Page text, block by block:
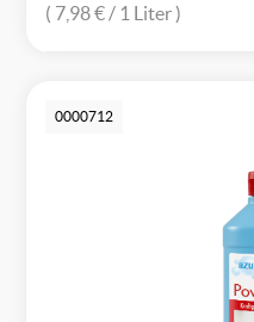
( 7,98 €/ 1 Liter )
0000712